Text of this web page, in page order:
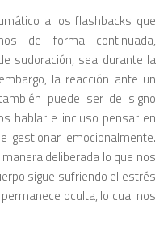
a losflashbacks que
de forma continuada,
sudoración, sea durante la
la reacción ante un
puede ser de signo
hablar e incluso pensar en
gestionar emocionalmente.
deliberada lo que nos
sigue sufriendo el estrés
oculta, lo cual nos